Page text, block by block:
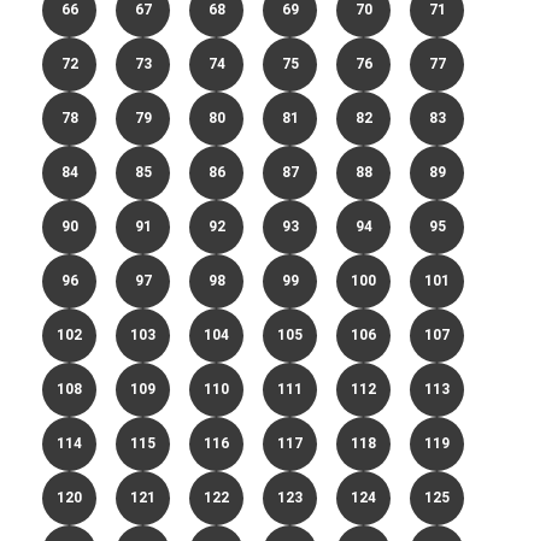
66 67 68 69 70 71
72 73 74 75 76 77
78 79 80 81 82 83
84 85 86 87 88 89
90 91 92 93 94 95
96 97 98 99 100 101
102 103 104 105 106 107
108 109 110 111 112 113
114 115 116 117 118 119
120 121 122 123 124 125